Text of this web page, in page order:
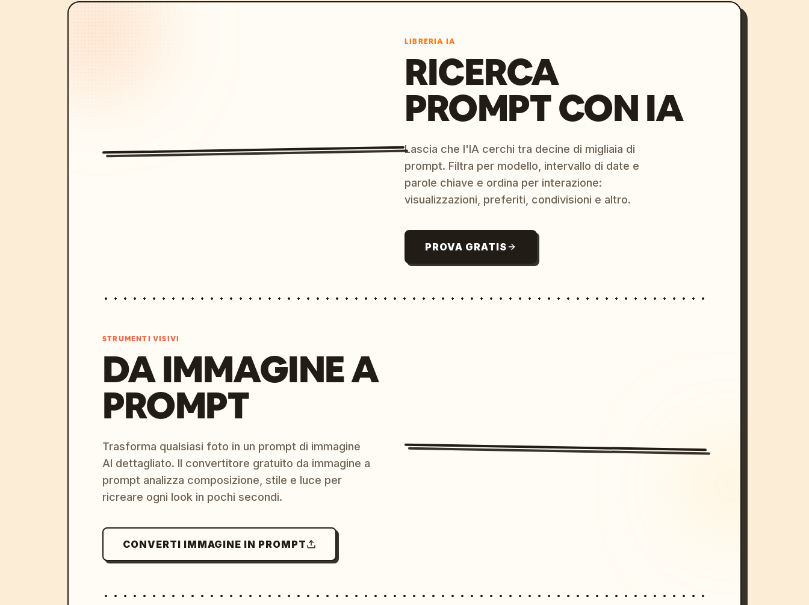
LIBRERIA IA
RICERCA
PROMPT CON IA
Lascia che l'IA cerchi tra decine di migliaia di
prompt. Filtra per modello, intervallo di date e
parole chiave e ordina per interazione:
visualizzazioni, preferiti, condivisioni e altro.
PROVA GRATIS
STRUMENTI VISIVI
DA IMMAGINE A
PROMPT
Trasforma qualsiasi foto in un prompt di immagine
AI dettagliato. Il convertitore gratuito da immagine a
prompt analizza composizione, stile e luce per
ricreare ogni look in pochi secondi.
CONVERTI IMMAGINE IN PROMPT